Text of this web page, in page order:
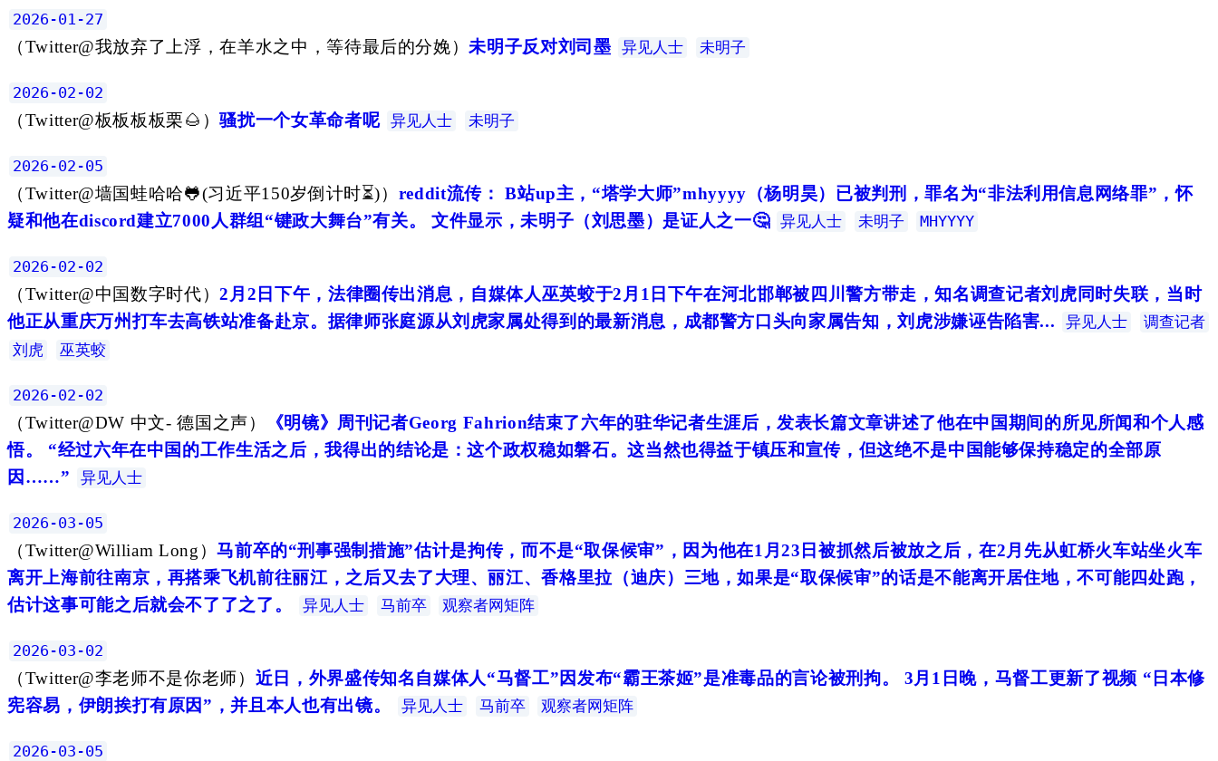
2026-01-27
（Twitter@我放弃了上浮，在羊水之中，等待最后的分娩） 未明子反对刘司墨 异见人士 未明子
2026-02-02
（Twitter@板板板板栗🌰 ）骚扰一个女革命者呢 异见人士 未明子
2026-02-05
（Twitter@墙国蛙哈哈🐸(习近平150岁倒计时⏳)） reddit流传： B站up主，“塔学大师”mhyyyy（杨明昊）已被判刑，罪名为“非法利用信息网络罪”，怀
疑和他在discord建立7000人群组“键政大舞台”有关。 文件显示，未明子（刘思墨）是证人之一🤔
异见人士 未明子 MHYYYY
2026-02-02
（Twitter@中国数字时代）2月2日下午，法律圈传出消息，自媒体人巫英蛟于2月1日下午在河北邯郸被四川警方带走，知名调查记者刘虎同时失联，当时
他正从重庆万州打车去高铁站准备赴京。据律师张庭源从刘虎家属处得到的最新消息，成都警方口头向家属告知，刘虎涉嫌诬告陷害...
异见人士
调查记者
刘虎
巫英蛟
2026-02-02
（Twitter@DW 中文- 德国之声）
《明镜》周刊记者Georg Fahrion结束了六年的驻华记者生涯后，发表长篇文章讲述了他在中国期间的所见所闻和个人感
悟。 “经过六年在中国的工作生活之后，我得出的结论是：这个政权稳如磐石。这当然也得益于镇压和宣传，但这绝不是中国能够保持稳定的全部原
因……”
异见人士
2026-03-05
（Twitter@William Long ）马前卒的“刑事强制措施”估计是拘传，而不是“取保候审”，因为他在1月23日被抓然后被放之后，在2月先从虹桥火车站坐火车
离开上海前往南京，再搭乘飞机前往丽江，之后又去了大理、丽江、香格里拉（迪庆）三地，如果是“取保候审”的话是不能离开居住地，不可能四处跑，
估计这事可能之后就会不了了之了。
异见人士 马前卒 观察者网矩阵
2026-03-02
（Twitter@李老师不是你老师） 近日，外界盛传知名自媒体人“马督工”因发布“霸王茶姬”是准毒品的言论被刑拘。 3月1日晚，马督工更新了视频 “日本修
宪容易，伊朗挨打有原因”，并且本人也有出镜。
异见人士 马前卒 观察者网矩阵
2026-03-05